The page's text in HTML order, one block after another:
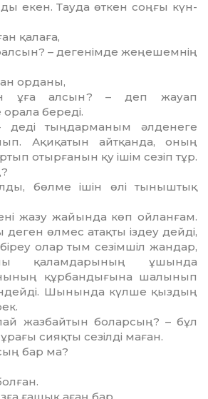
екен. Тауда өткен соңғы күн­
қалаға,
– деге­німде жеңешемнің
орданы,
ұға алсын? – деп жауап
береді.
тыңдарманым әл­денеге
Ақи­қа­тын айтқанда, оның
отырғанын қу ішім сезіп тұр.
бөлме ішін өлі тыныштық
жазу жайында көп ойланғам.
өлмес атақты іздеу дейді,
олар тым сезімшіл жандар,
қаламда­ры­ның ұшында
құрбандығына шалынып
Шынында күлше қыздың
жазбайтын боларсың? – бұл
сияқты сезілді маған.
бар ма?